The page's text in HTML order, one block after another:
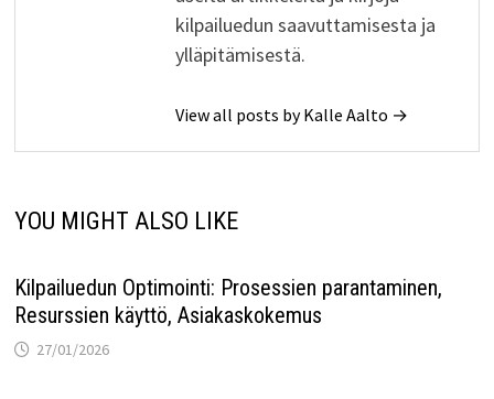
kilpailuedun saavuttamisesta ja
ylläpitämisestä.
View all posts by Kalle Aalto →
YOU MIGHT ALSO LIKE
Kilpailuedun Optimointi: Prosessien parantaminen,
Resurssien käyttö, Asiakaskokemus
27/01/2026